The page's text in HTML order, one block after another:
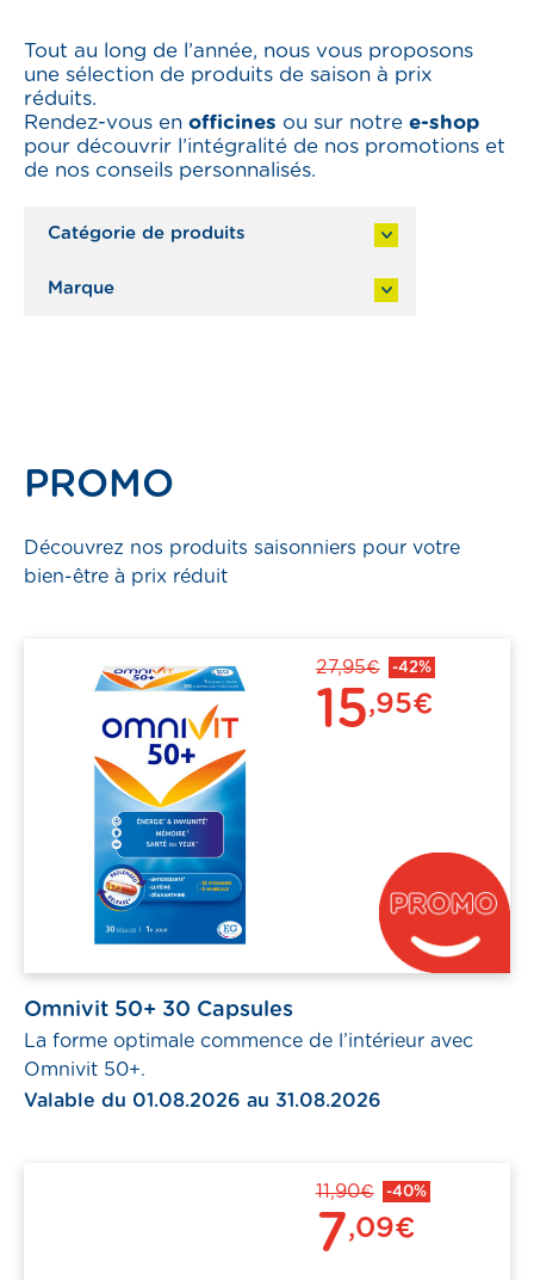
Prendre RDV
Pharmacies de garde
Tout au long de l’année, nous vous proposons
une sélection de produits de saison à prix
réduits.
Rendez-vous en officines ou sur notre e-shop
pour découvrir l’intégralité de nos promotions et
de nos conseils personnalisés.
PROMO
Découvrez nos produits saisonniers pour votre
bien-être à prix réduit
27,95€ -42%
15,95€
Omnivit 50+ 30 Capsules
La forme optimale commence de l’intérieur avec
Omnivit 50+.
Valable du 01.08.2026 au 31.08.2026
11,90€ -40%
7,09€